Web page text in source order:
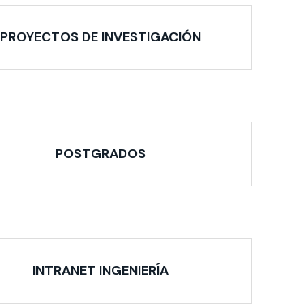
PROYECTOS DE INVESTIGACIÓN
POSTGRADOS
INTRANET INGENIERÍA